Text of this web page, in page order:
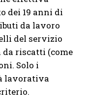
dei 19 anni di
da lavoro
del servizio
riscatti (come
Solo i
lavorativa